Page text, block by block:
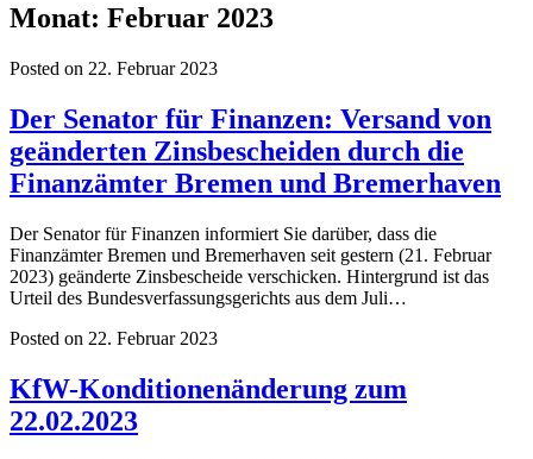
Monat: Februar 2023
Posted on 22. Februar 2023
Der Senator für Finanzen: Versand von
geänderten Zinsbescheiden durch die
Finanzämter Bremen und Bremerhaven
Der Senator für Finanzen informiert Sie darüber, dass die
Finanzämter Bremen und Bremerhaven seit gestern (21. Februar
2023) geänderte Zinsbescheide verschicken. Hintergrund ist das
Urteil des Bundesverfassungsgerichts aus dem Juli…
Posted on 22. Februar 2023
KfW-Konditionenänderung zum
22.02.2023